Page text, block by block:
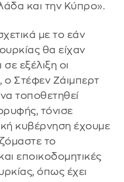
και την Κύπρο».
με το εάν
θα είχαν
εξέλιξη οι
ο Στέφεν Ζάιμπερτ
τοποθετηθεί
τόνισε
κυβέρνηση έχουμε
το
εποικοδομητικές
όπως έχει